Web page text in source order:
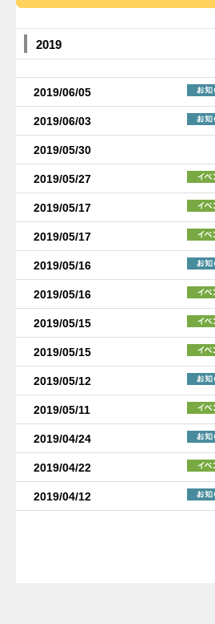
2019
2019/06/05
2019/06/03
2019/05/30
2019/05/27
2019/05/17
2019/05/17
2019/05/16
2019/05/16
2019/05/15
2019/05/15
2019/05/12
2019/05/11
2019/04/24
2019/04/22
2019/04/12